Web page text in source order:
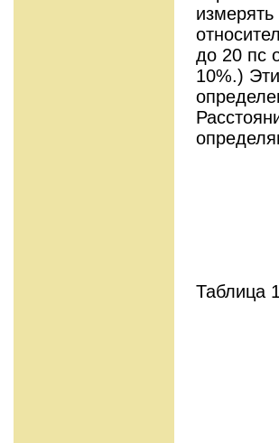
до 20 пс
10%.)
Таблица